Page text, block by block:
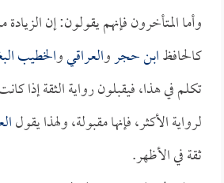
وأما المتأخرون فإنهم يقولون: إن الزيادة
كالحافظابن حجروالعراقيوالخطيب
تكلم في هذا، فيقبلون رواية الثقة إذا
لرواية الأكثر، فإنها مقبولة، ولهذا يقول
ثقة في الأظهر.